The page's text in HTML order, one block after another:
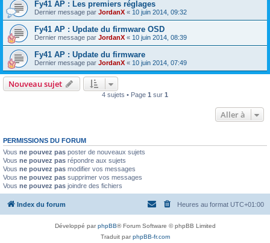
Fy41 AP : Les premiers réglages
Dernier message par JordanX « 10 juin 2014, 09:32
Fy41 AP : Update du firmware OSD
Dernier message par JordanX « 10 juin 2014, 08:39
Fy41 AP : Update du firmware
Dernier message par JordanX « 10 juin 2014, 07:49
Nouveau sujet
4 sujets • Page 1 sur 1
Aller à
PERMISSIONS DU FORUM
Vous ne pouvez pas poster de nouveaux sujets
Vous ne pouvez pas répondre aux sujets
Vous ne pouvez pas modifier vos messages
Vous ne pouvez pas supprimer vos messages
Vous ne pouvez pas joindre des fichiers
Index du forum Heures au format UTC+01:00
Développé parphpBB® Forum Software © phpBB Limited
Traduit parphpBB-fr.com